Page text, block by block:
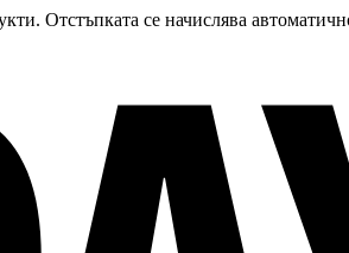
Отстъпката се начислява